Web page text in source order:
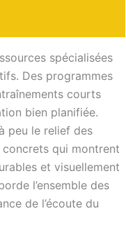
spécialisées
Des programmes
courts
bien planifiée.
peu le relief des
concrets qui montrent
et visuellement
l’ensemble des
de l’écoute du